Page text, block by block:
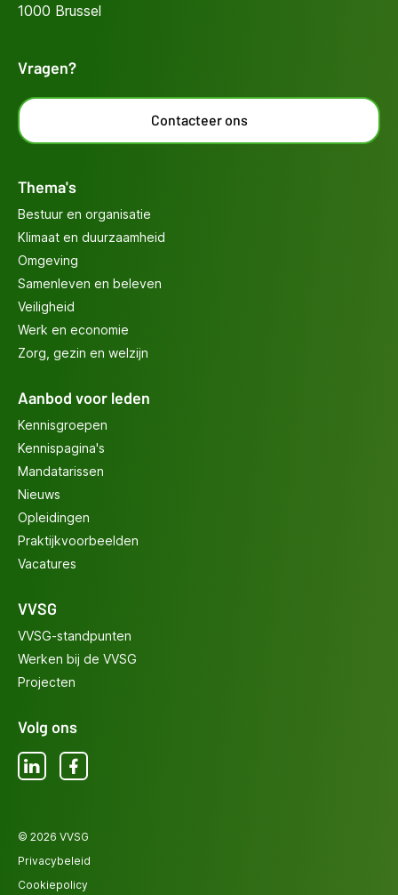
1000 Brussel
Vragen?
Contacteer ons
Thema's
Bestuur en organisatie
Klimaat en duurzaamheid
Omgeving
Samenleven en beleven
Veiligheid
Werk en economie
Zorg, gezin en welzijn
Aanbod voor leden
Kennisgroepen
Kennispagina's
Mandatarissen
Nieuws
Opleidingen
Praktijkvoorbeelden
Vacatures
VVSG
VVSG-standpunten
Werken bij de VVSG
Projecten
Volg ons
LinkedInFacebook
© 2026 VVSG
Privacybeleid
Cookiepolicy